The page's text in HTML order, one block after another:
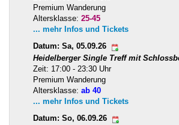
Premium Wanderung
Altersklasse: 25-45
... mehr Infos und Tickets
Datum: Sa, 05.09.26
Heidelberger Single Treff mit
Zeit: 17:00 - 23:30 Uhr
Premium Wanderung
Altersklasse: ab 40
... mehr Infos und Tickets
Datum: So, 06.09.26